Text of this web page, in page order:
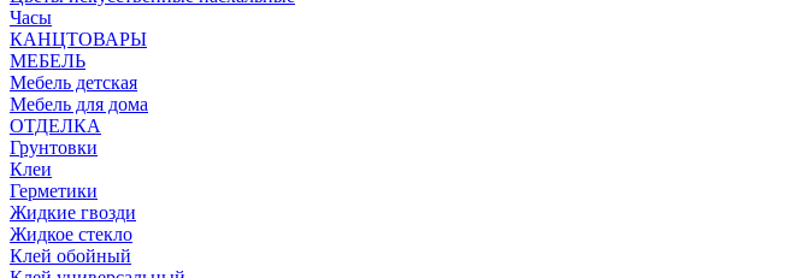
Часы
КАНЦТОВАРЫ
МЕБЕЛЬ
Мебель детская
Мебель для дома
ОТДЕЛКА
Грунтовки
Клеи
Герметики
Жидкие гвозди
Жидкое стекло
Клей обойный